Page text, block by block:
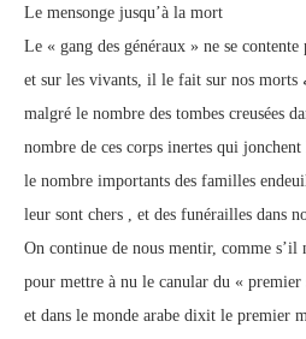
Le mensonge jusqu’à la mort
Le « gang des généraux » ne se
et sur les vivants, il le fait sur nos morts رحمهم الله , sans scrupule
malgré le nombre des tombes creusées
nombre de ces corps inertes qui
le nombre importants des familles
leur sont chers , et des funérailles dans
On continue de nous mentir, comme s’il
pour mettre à nu le canular du « premier
et dans le monde arabe dixit le premier